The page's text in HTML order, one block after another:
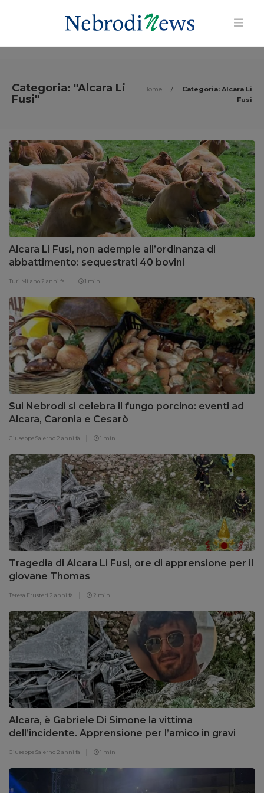
Categoria: "Alcara Li
Fusi"
Home /
Categoria: Alcara Li
Fusi
Alcara Li Fusi, non adempie all’ordinanza di
abbattimento: sequestrati 40 bovini
Turi Milano 2 anni fa 1 min
Sui Nebrodi si celebra il fungo porcino: eventi ad
Alcara, Caronia e Cesarò
Giuseppe Salerno 2 anni fa 1 min
Tragedia di Alcara Li Fusi, ore di apprensione per il
giovane Thomas
Teresa Frusteri 2 anni fa 2 min
Alcara, è Gabriele Di Simone la vittima
dell’incidente. Apprensione per l’amico in gravi
Giuseppe Salerno 2 anni fa 1 min